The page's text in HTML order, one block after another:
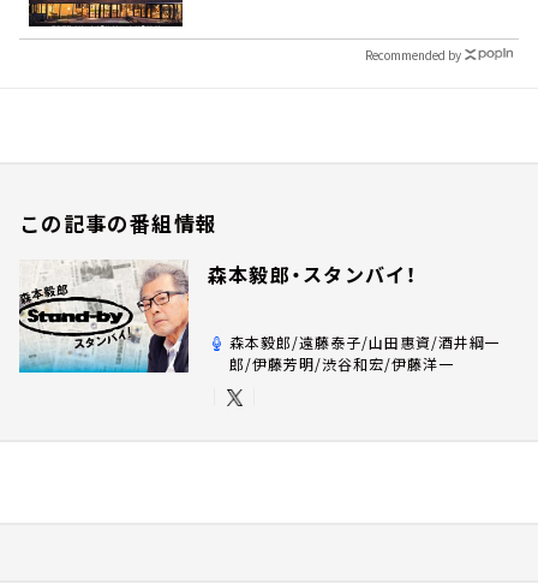
Recommended by
この記事の番組情報
森本毅郎・スタンバイ！
森本毅郎/遠藤泰子/山田惠資/酒井綱一
郎/伊藤芳明/渋谷和宏/伊藤洋一